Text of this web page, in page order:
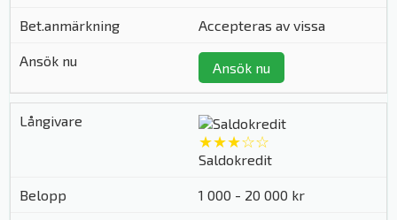
Accepteras av vissa
Ansök nu
★★★☆☆
Saldokredit
1 000 - 20 000 kr